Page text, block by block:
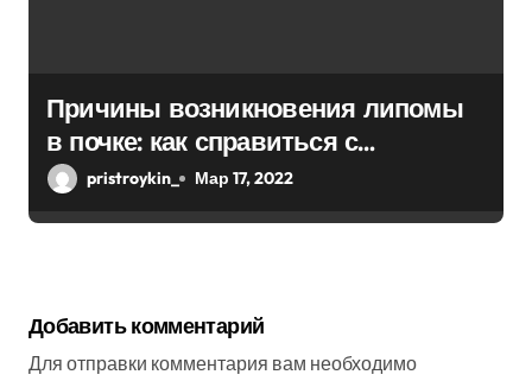
Причины возникновения липомы
в почке: как справиться с
болезнью
pristroykin_ Мар 17, 2022
Добавить комментарий
Для отправки комментария вам необходимо